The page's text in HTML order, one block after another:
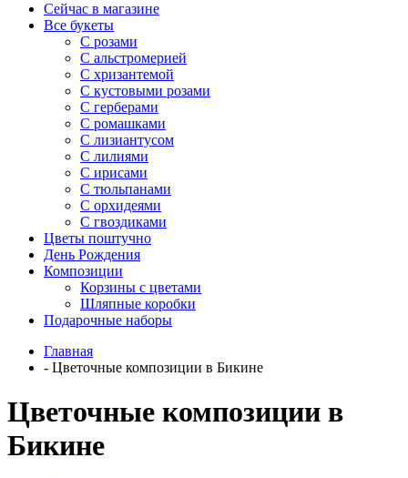
Сейчас в магазине
Все букеты
C розами
С альстромерией
С хризантемой
С кустовыми розами
С герберами
С ромашками
С лизиантусом
С лилиями
С ирисами
С тюльпанами
С орхидеями
С гвоздиками
Цветы поштучно
День Рождения
Композиции
Корзины с цветами
Шляпные коробки
Подарочные наборы
Главная
- Цветочные композиции в Бикине
Цветочные композиции в
Бикине